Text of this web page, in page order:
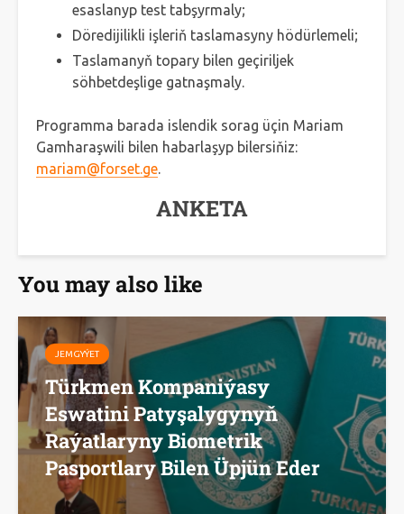
esaslanyp test tabşyrmaly;
Döredijilikli işleriň taslamasyny hödürlemeli;
Taslamanyň topary bilen geçiriljek
söhbetdeşlige gatnaşmaly.
Programma barada islendik sorag üçin Mariam
Gamharaşwili bilen habarlaşyp bilersiňiz:
mariam@forset.ge.
ANKETA
You may also like
JEMGYÝET
Türkmen Kompaniýasy
Eswatini Patyşalygynyň
Raýatlaryny Biometrik
Pasportlary Bilen Üpjün Eder